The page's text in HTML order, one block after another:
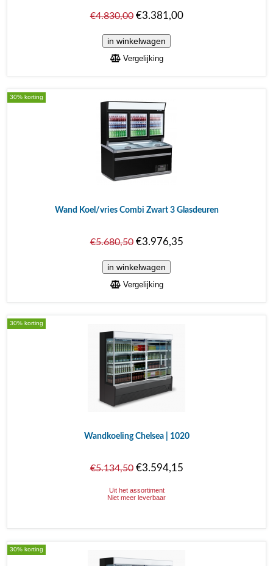
€4.830,00€3.381,00
Vergelijking
30% korting
Wand Koel/vries Combi Zwart 3 Glasdeuren
€5.680,50€3.976,35
Vergelijking
30% korting
Wandkoeling Chelsea | 1020
€5.134,50€3.594,15
Uit het assortiment
Niet meer leverbaar
30% korting